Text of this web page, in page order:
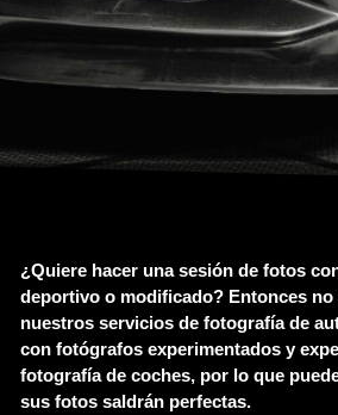
¿Quiere hacer una sesión de fotos
deportivo o modificado? Entonces no
nuestros servicios de fotografía de
con fotógrafos experimentados y
fotografía de coches, por lo que
sus fotos saldrán perfectas.